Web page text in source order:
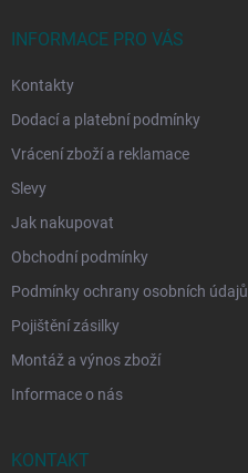
INFORMACE PRO VÁS
Kontakty
Dodací a platební podmínky
Vrácení zboží a reklamace
Slevy
Jak nakupovat
Obchodní podmínky
Podmínky ochrany osobních údajů
Pojištění zásilky
Montáž a výnos zboží
Informace o nás
KONTAKT